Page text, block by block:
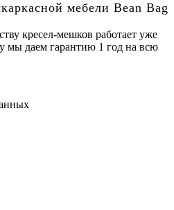
мебели Bean Bag
кресел-мешков работает уже
мы даем гарантию 1 год на всю